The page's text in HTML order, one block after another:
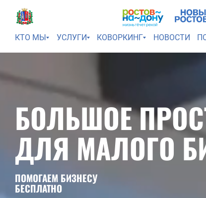
КТО МЫ УСЛУГИ КОВОРКИНГ НОВОСТИ
БОЛЬШОЕ
ДЛЯ МАЛОГО
ПОМОГАЕМ БИЗНЕСУ
БЕСПЛАТНО